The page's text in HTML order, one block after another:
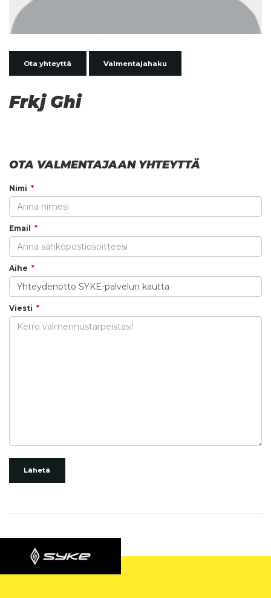
Ota yhteyttä Valmentajahaku
Frkj Ghi
OTA VALMENTAJAAN YHTEYTTÄ
Nimi
Email
Aihe
Viesti
Lähetä